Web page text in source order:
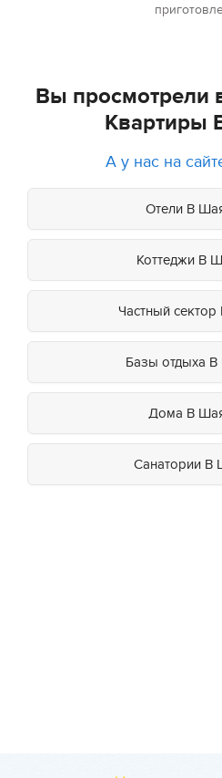
Вы просмотрели
Квартиры
А у нас на
Отели В
Коттеджи В
Частный сектор
Базы отдыха
Дома В
Санатории В